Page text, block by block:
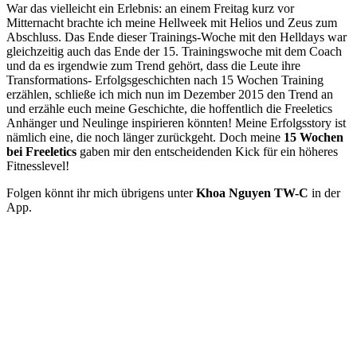
War das vielleicht ein Erlebnis: an einem Freitag kurz vor
Mitternacht brachte ich meine Hellweek mit Helios und Zeus zum
Abschluss. Das Ende dieser Trainings-Woche mit den Helldays war
gleichzeitig auch das Ende der 15. Trainingswoche mit dem Coach
und da es irgendwie zum Trend gehört, dass die Leute ihre
Transformations- Erfolgsgeschichten nach 15 Wochen Training
erzählen, schließe ich mich nun im Dezember 2015 den Trend an
und erzähle euch meine Geschichte, die hoffentlich die Freeletics
Anhänger und Neulinge inspirieren könnten! Meine Erfolgsstory ist
nämlich eine, die noch länger zurückgeht. Doch meine 15 Wochen
bei Freeletics gaben mir den entscheidenden Kick für ein höheres
Fitnesslevel!
Folgen könnt ihr mich übrigens unterKhoa Nguyen TW-C in der
App.